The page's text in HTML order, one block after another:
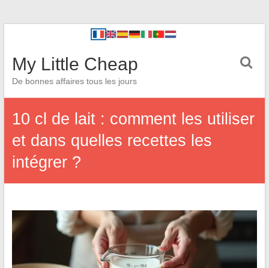
My Little Cheap
De bonnes affaires tous les jours
10 cl de lait : comment les utiliser
et dans quelles recettes les
intégrer ?